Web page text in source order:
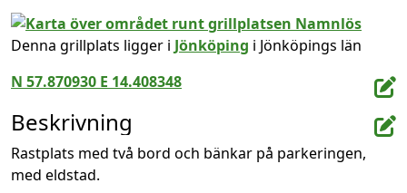
Denna grillplats ligger i Jönköping i Jönköpings län
N 57.870930 E 14.408348
Beskrivning
Rastplats med två bord och bänkar på parkeringen,
med eldstad.